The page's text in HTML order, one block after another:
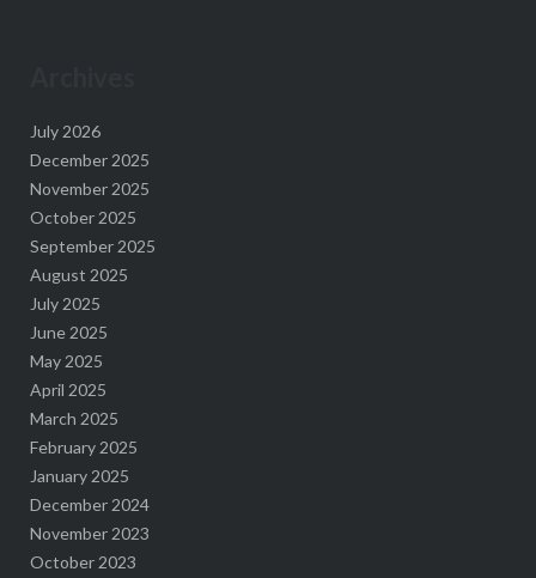
July 2026
December 2025
November 2025
October 2025
September 2025
August 2025
July 2025
June 2025
May 2025
April 2025
March 2025
February 2025
January 2025
December 2024
November 2023
October 2023